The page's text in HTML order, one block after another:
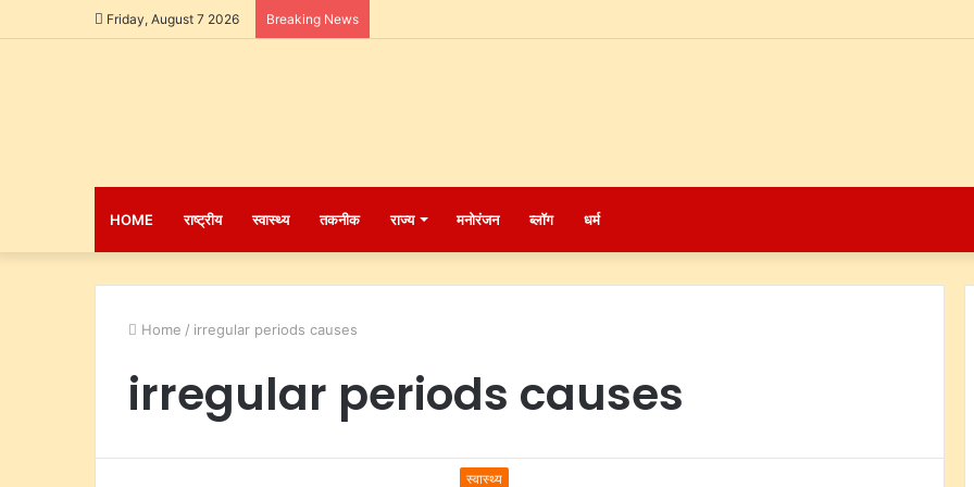
Friday, August 7 2026 Breaking News
HOME राष्ट्रीय स्वास्थ्य तकनीक राज्य मनोरंजन ब्लॉग धर्म
Home / irregular periods causes
irregular periods causes
स्वास्थ्य